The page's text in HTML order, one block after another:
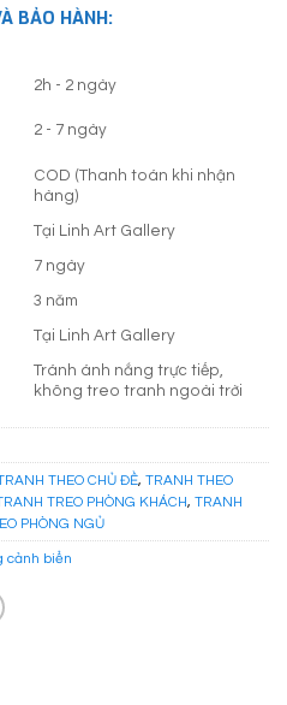
được Linh Art Gallery thực hiện
BẢO HÀNH:
2h - 2 ngày
2 - 7 ngày
COD (Thanh toán khi nhận
hàng)
Tại Linh Art Gallery
7 ngày
3 năm
Tại Linh Art Gallery
Tránh ánh nắng trực tiếp,
không treo tranh ngoài trời
THEO CHỦ ĐỀ, TRANH THEO
TREO PHÒNG KHÁCH, TRANH
PHÒNG NGỦ
cảnh biển